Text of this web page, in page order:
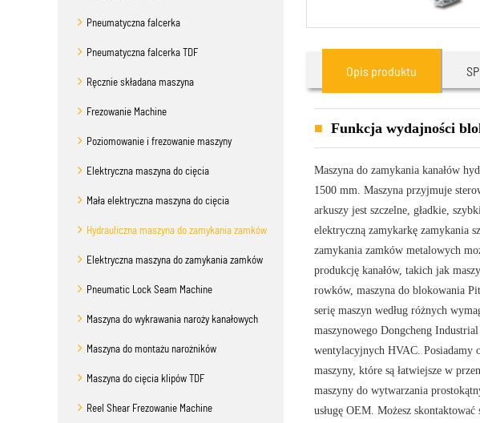
Pneumatyczna falcerka
Pneumatyczna falcerka TDF
Ręcznie składana maszyna
Frezowanie Machine
Poziomowanie i frezowanie maszyny
Elektryczna maszyna do cięcia
Mała elektryczna maszyna do cięcia
Hydrauliczna maszyna do zamykania zamków
Elektryczna maszyna do zamykania zamków
Pneumatic Lock Seam Machine
Maszyna do wykrawania naroży kanałowych
Maszyna do montażu narożników
Maszyna do cięcia klipów TDF
Reel Shear Frezowanie Machine
Opis produktu
Funkcja wydajności
Maszyna do zamykania kanałów
1500 mm. Maszyna przyjmuje
arkuszy jest szczelne, gładkie,
elektryczną zamykarkę zamykania
zamykania zamków metalowych
produkcję kanałów, takich jak
rowków, maszyna do blokowania
serię maszyn według różnych
maszynowego Dongcheng
wentylacyjnych HVAC. Posiadamy
maszyny, które są łatwiejsze w
maszyny do wytwarzania
usługę OEM. Możesz